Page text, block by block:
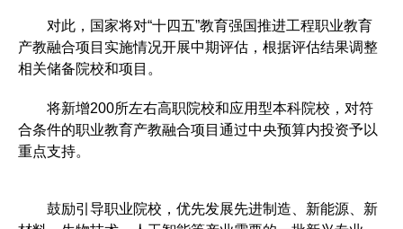
对此，国家将对“十四五”教育强国推进工程职业教育
产教融合项目实施情况开展中期评估，根据评估结果调整
相关储备院校和项目。
将新增200所左右高职院校和应用型本科院校，对符
合条件的职业教育产教融合项目通过中央预算内投资予以
重点支持。
鼓励引导职业院校，优先发展先进制造、新能源、新